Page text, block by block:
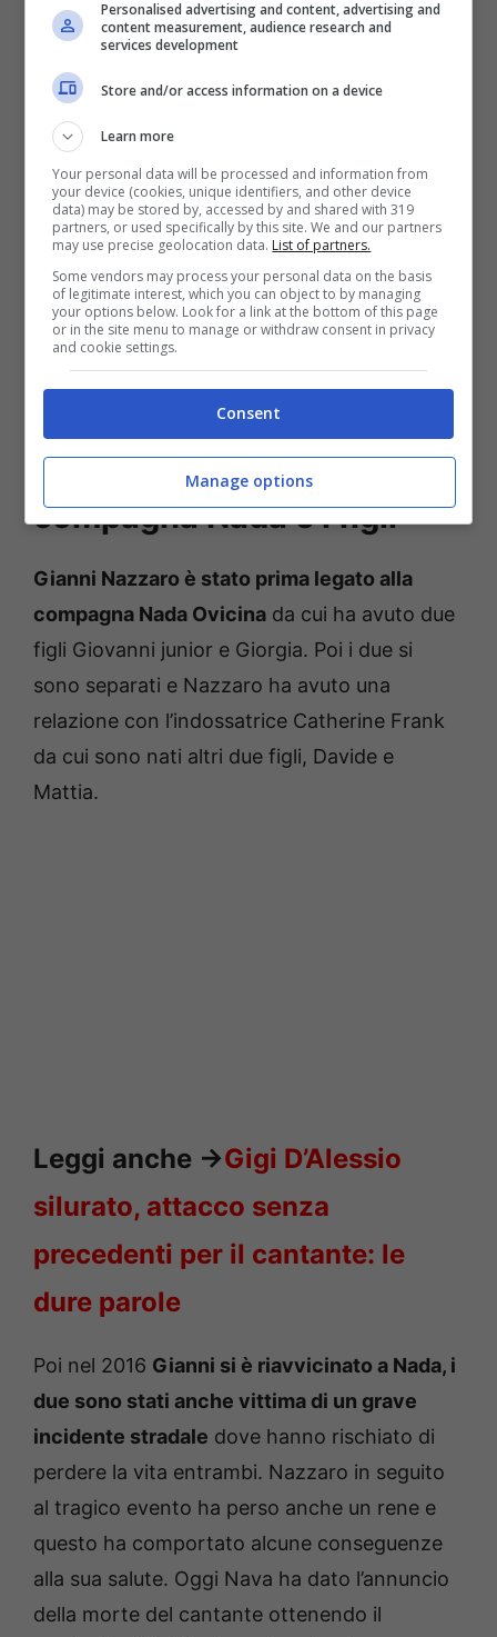
Leggi anche->Manila Nazzaro, il
racconto drammatico: “Il cuore
del mio bimbo non batteva più”
Gianni Nazzaro, la
compagna Nada e i figli
Gianni Nazzaro è stato prima legato alla
compagna Nada Ovicina da cui ha avuto due
figli Giovanni junior e Giorgia. Poi i due si
sono separati e Nazzaro ha avuto una
relazione con l’indossatrice Catherine Frank
da cui sono nati altri due figli, Davide e
Mattia.
Leggi anche ->Gigi D’Alessio
silurato, attacco senza
precedenti per il cantante: le
dure parole
Poi nel 2016 Gianni si è riavvicinato a Nada, i
due sono stati anche vittima di un grave
incidente stradale dove hanno rischiato di
perdere la vita entrambi. Nazzaro in seguito
al tragico evento ha perso anche un rene e
questo ha comportato alcune conseguenze
alla sua salute. Oggi Nava ha dato l’annuncio
della morte del cantante ottenendo il
Personalised advertising and content, advertising and
content measurement, audience research and
services development
Store and/or access information on a device
Learn more
Your personal data will be processed and information from
your device (cookies, unique identifiers, and other device
data) may be stored by, accessed by and shared with 319
partners, or used specifically by this site. We and our partners
may use precise geolocation data. List of partners.
Some vendors may process your personal data on the basis
of legitimate interest, which you can object to by managing
your options below. Look for a link at the bottom of this page
or in the site menu to manage or withdraw consent in privacy
and cookie settings.
Consent
Manage options